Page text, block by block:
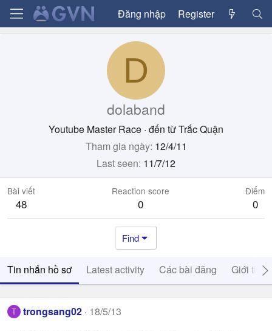
Đăng nhập Register
D
dolaband
Youtube Master Race · đến từTrắc Quận
Tham gia ngày 12/4/11
Last seen 11/7/12
Bài viết
48
Reaction score
0
Điểm
0
Find
Tin nhắn hồ sơ Latest activity Các bài đăng Giới thiệu
T trongsang02 18/5/13